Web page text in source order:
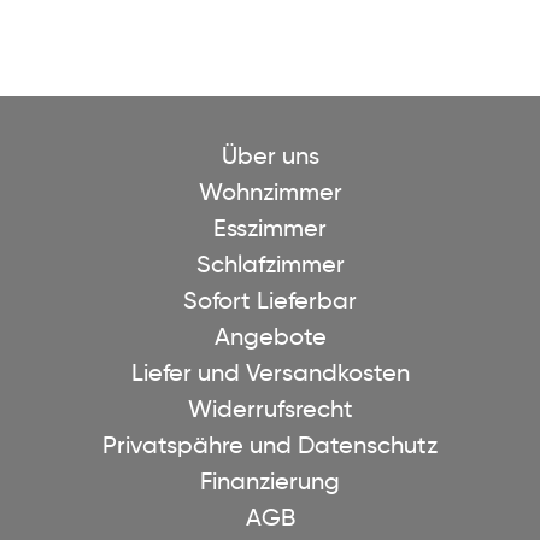
Über uns
Wohnzimmer
Esszimmer
Schlafzimmer
Sofort Lieferbar
Angebote
Liefer und Versandkosten
Widerrufsrecht
Privatspähre und Datenschutz
Finanzierung
AGB